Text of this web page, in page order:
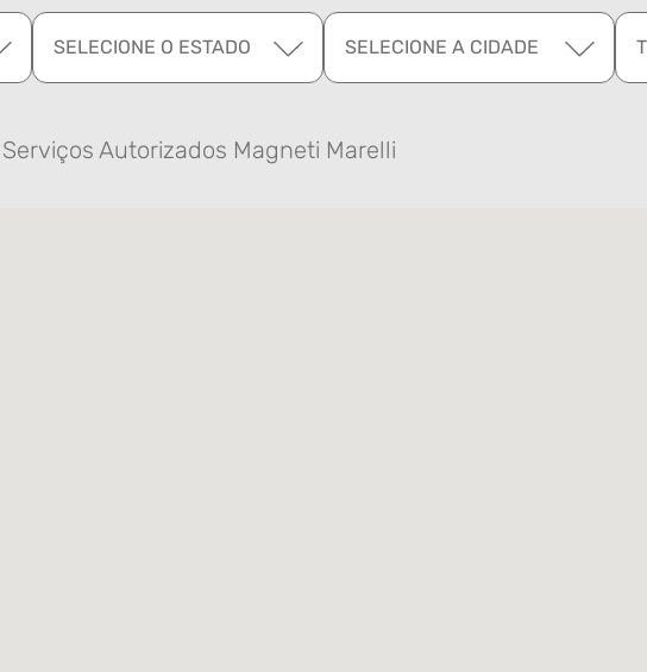
SELECIONE O ESTADO SELECIONE A CIDADE
Serviços Autorizados Magneti Marelli